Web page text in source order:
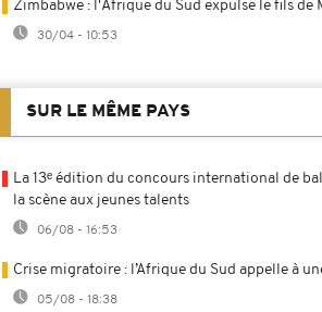
Zimbabwe : l'Afrique du Sud expulse le fils de
30/04 - 10:53
SUR LE MÊME PAYS
La 13ᵉ édition du concours international de
la scène aux jeunes talents
06/08 - 16:53
Crise migratoire : l’Afrique du Sud appelle à
05/08 - 18:38